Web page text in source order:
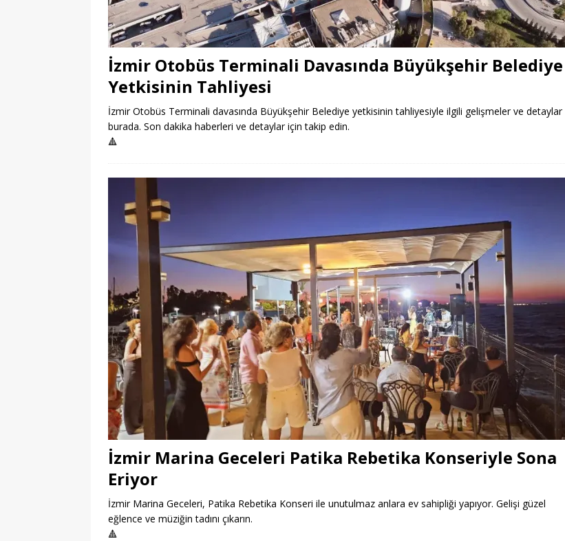
İzmir Otobüs Terminali Davasında Büyükşehir Belediye
Yetkisinin Tahliyesi
İzmir Otobüs Terminali davasında Büyükşehir Belediye yetkisinin tahliyesiyle ilgili gelişmeler ve detaylar
burada. Son dakika haberleri ve detaylar için takip edin.
🔺
İzmir Marina Geceleri Patika Rebetika Konseriyle Sona
Eriyor
İzmir Marina Geceleri, Patika Rebetika Konseri ile unutulmaz anlara ev sahipliği yapıyor. Gelişi güzel
eğlence ve müziğin tadını çıkarın.
🔺